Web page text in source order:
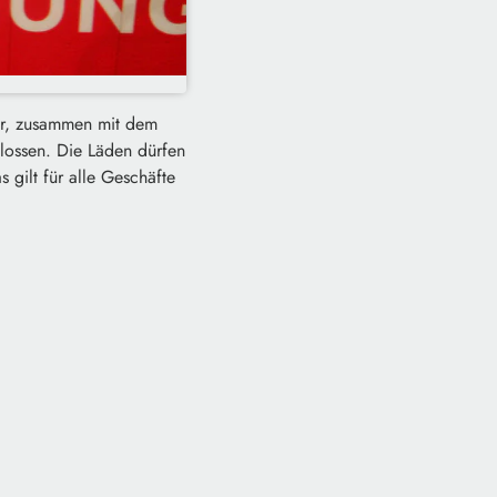
zusammen mit dem
Die Läden dürfen
gilt für alle Geschäfte